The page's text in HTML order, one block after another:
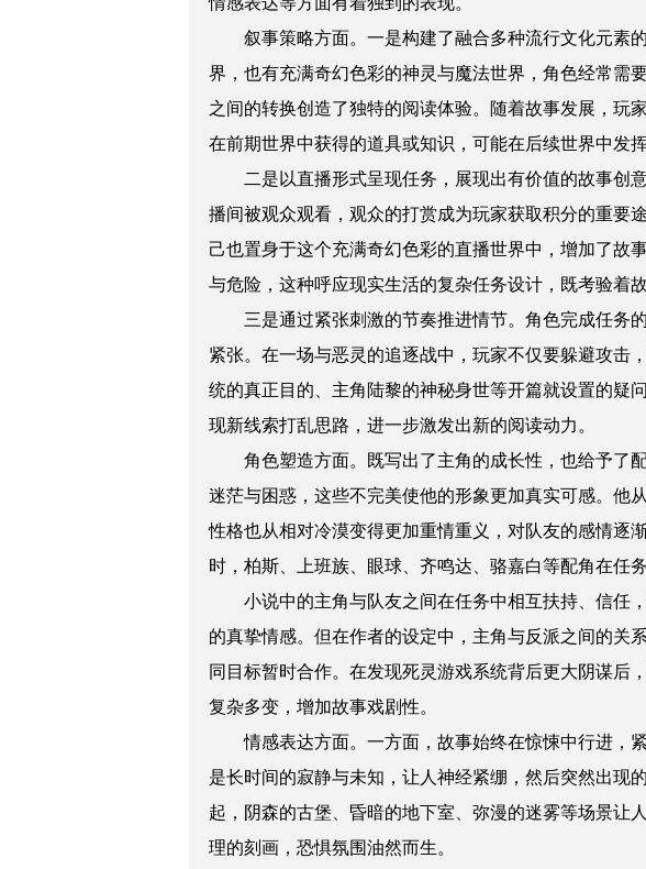
叙事策略方面。一是构建了融合多种流行文化元素
界，也有充满奇幻色彩的神灵与魔法世界，角色经常需
之间的转换创造了独特的阅读体验。随着故事发展，玩
在前期世界中获得的道具或知识，可能在后续世界中发
二是以直播形式呈现任务，展现出有价值的故事创
播间被观众观看，观众的打赏成为玩家获取积分的重要
己也置身于这个充满奇幻色彩的直播世界中，增加了故
与危险，这种呼应现实生活的复杂任务设计，既考验着
三是通过紧张刺激的节奏推进情节。角色完成任务
紧张。在一场与恶灵的追逐战中，玩家不仅要躲避攻击
统的真正目的、主角陆黎的神秘身世等开篇就设置的疑
现新线索打乱思路，进一步激发出新的阅读动力。
角色塑造方面。既写出了主角的成长性，也给予了
迷茫与困惑，这些不完美使他的形象更加真实可感。他
性格也从相对冷漠变得更加重情重义，对队友的感情逐
时，柏斯、上班族、眼球、齐鸣达、骆嘉白等配角在任
小说中的主角与队友之间在任务中相互扶持、信任
的真挚情感。但在作者的设定中，主角与反派之间的关
同目标暂时合作。在发现死灵游戏系统背后更大阴谋后
复杂多变，增加故事戏剧性。
情感表达方面。一方面，故事始终在惊悚中行进，
是长时间的寂静与未知，让人神经紧绷，然后突然出现
起，阴森的古堡、昏暗的地下室、弥漫的迷雾等场景让
理的刻画，恐惧氛围油然而生。